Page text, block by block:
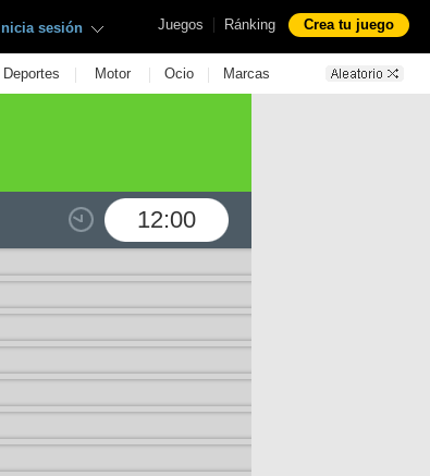
Juegos | Ránking Crea tu juego
Inicia sesión
Deportes | Motor | Ocio | Marcas
12:00